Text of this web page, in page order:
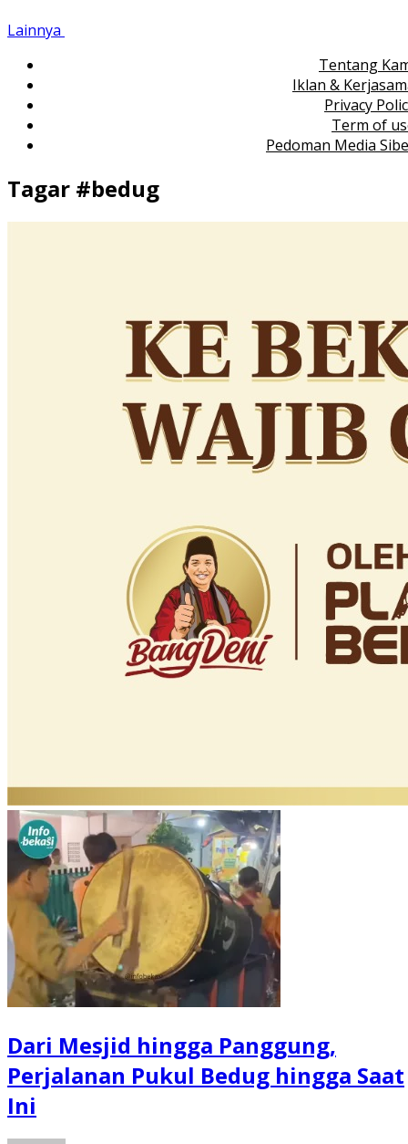
Lainnya
Tentang
Iklan &
Privacy
Term of
Pedoman Media
Tagar #bedug
Dari Mesjid hingga Panggung,
Perjalanan Pukul Bedug hingga Saat
Ini